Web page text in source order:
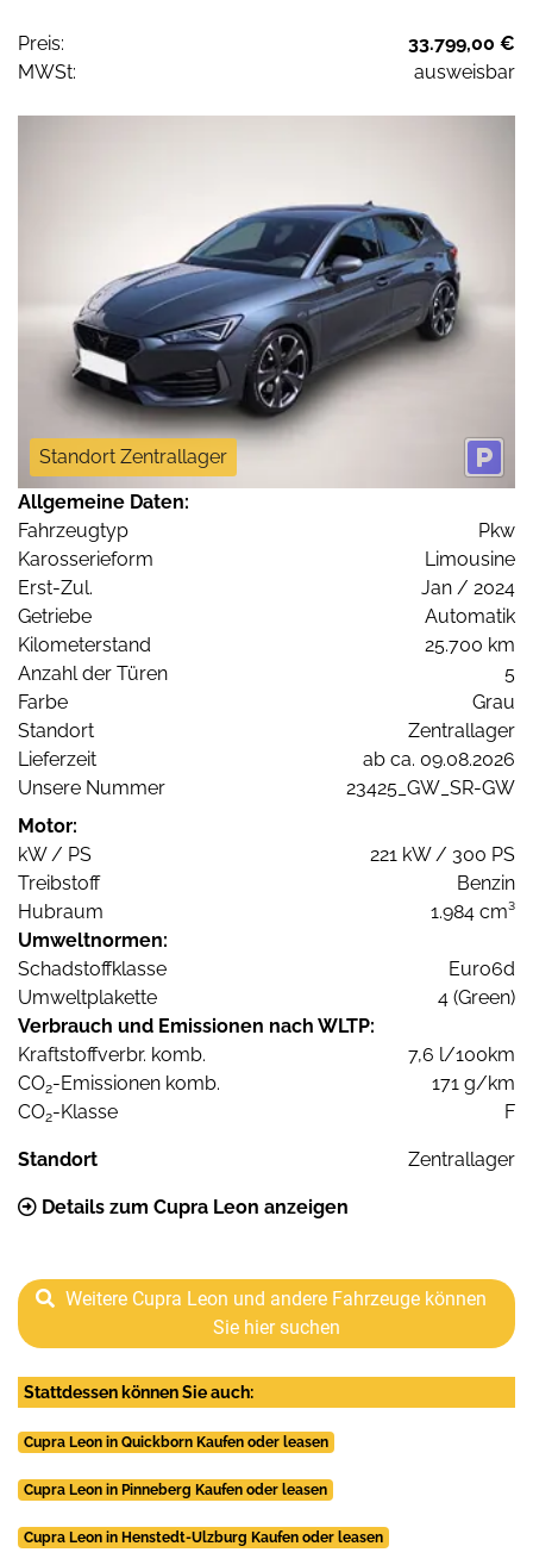
Preis:
33.799,00 €
MWSt:
ausweisbar
Standort Zentrallager
Allgemeine Daten:
Fahrzeugtyp
Pkw
Karosserieform
Limousine
Erst-Zul.
Jan / 2024
Getriebe
Automatik
Kilometerstand
25.700 km
Anzahl der Türen
5
Farbe
Grau
Standort
Zentrallager
Lieferzeit
ab ca. 09.08.2026
Unsere Nummer
23425_GW_SR-GW
Motor:
kW / PS
221 kW / 300 PS
Treibstoff
Benzin
Hubraum
1.984 cm³
Umweltnormen:
Schadstoffklasse
Euro6d
Umweltplakette
4 (Green)
Verbrauch und Emissionen nach WLTP:
Kraftstoffverbr. komb.
7,6 l/100km
CO2-Emissionen komb.
171 g/km
CO2-Klasse F
Standort Zentrallager
Details zum Cupra Leon anzeigen
Weitere Cupra Leon und andere Fahrzeuge können
Sie hier suchen
Stattdessen können Sie auch:
Cupra Leon in Quickborn Kaufen oder leasen
Cupra Leon in Pinneberg Kaufen oder leasen
Cupra Leon in Henstedt-Ulzburg Kaufen oder leasen